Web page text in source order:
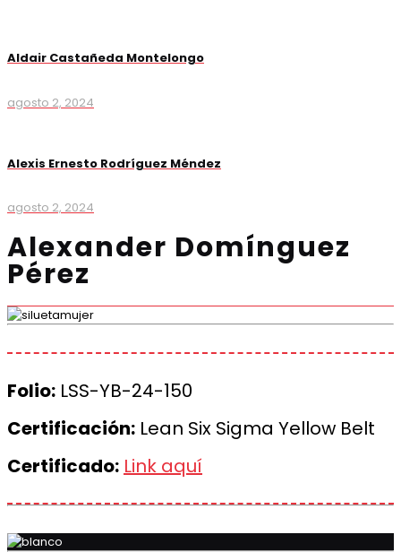
Aldair Castañeda Montelongo
agosto 2, 2024
Alexis Ernesto Rodríguez Méndez
agosto 2, 2024
Alexander Domínguez
Pérez
Folio: LSS-YB-24-150
Certificación: Lean Six Sigma Yellow Belt
Certificado: Link aquí